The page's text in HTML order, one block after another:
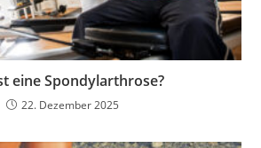
eine Spondylarthrose?
22. Dezember 2025